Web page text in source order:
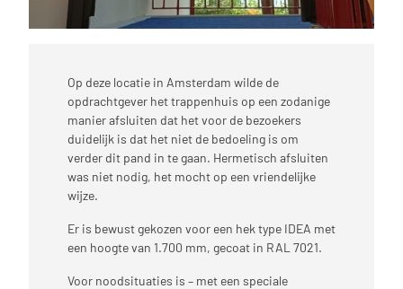
Op deze locatie in Amsterdam wilde de
opdrachtgever het trappenhuis op een zodanige
manier afsluiten dat het voor de bezoekers
duidelijk is dat het niet de bedoeling is om
verder dit pand in te gaan. Hermetisch afsluiten
was niet nodig, het mocht op een vriendelijke
wijze.
Er is bewust gekozen voor een hek type IDEA met
een hoogte van 1.700 mm, gecoat in RAL 7021.
Voor noodsituaties is – met een speciale